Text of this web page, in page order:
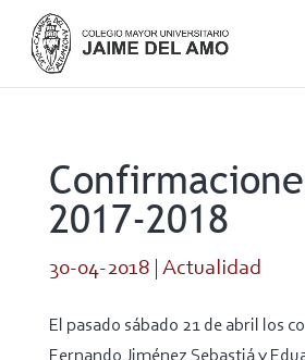
2017-2018
30-04-2018| Actualidad
El pasado sábado 21 de abril los
Fernando Jiménez Sebastiá y